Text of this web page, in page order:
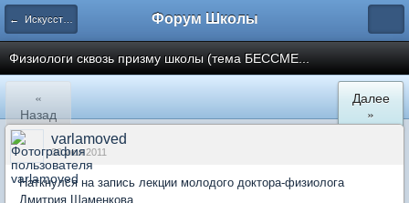
← Искусство жить. Сквозь призму Школы Форум Школы
Физиологи сквозь призму школы (тема БЕССМЕ...
«
Назад
Далее
»
varlamoved
30 июл 2011
Наткнулся на запись лекции молодого доктора-физиолога
Дмитрия Шаменкова